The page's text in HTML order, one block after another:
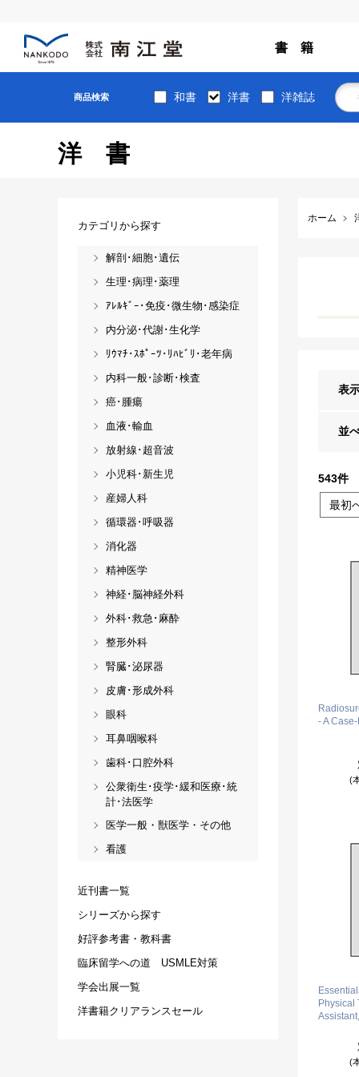
書 籍
商品検索 和書 洋書 洋雑誌
洋書
ホーム
表
並
543件
最初
- A
(
Physical
(
カテゴリから探す
解剖･細胞･遺伝
生理･病理･薬理
ｱﾚﾙｷﾞｰ･免疫･微生物･感染症
内分泌･代謝･生化学
ﾘｳﾏﾁ･ｽﾎﾟｰﾂ･ﾘﾊﾋﾞﾘ･老年病
内科一般･診断･検査
癌･腫瘍
血液･輸血
放射線･超音波
小児科･新生児
産婦人科
循環器･呼吸器
消化器
精神医学
神経･脳神経外科
外科･救急･麻酔
整形外科
腎臓･泌尿器
皮膚･形成外科
眼科
耳鼻咽喉科
歯科･口腔外科
公衆衛生･疫学･緩和医療･統
計･法医学
医学一般・獣医学・その他
看護
近刊書一覧
シリーズから探す
好評参考書・教科書
臨床留学への道 USMLE対策
学会出展一覧
洋書籍クリアランスセール